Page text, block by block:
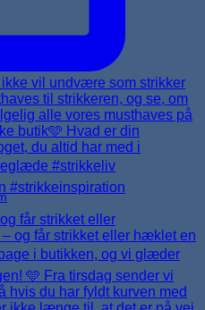
får strikket eller